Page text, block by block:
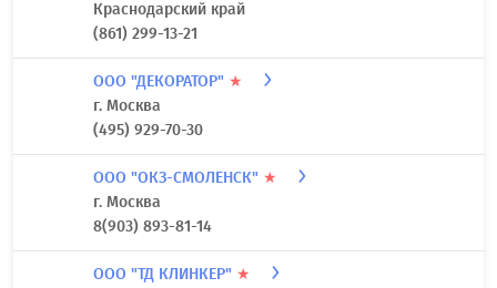
Краснодарский край
(861) 299-13-21
ООО "ДЕКОРАТОР" ★
г. Москва
(495) 929-70-30
ООО "ОКЗ-СМОЛЕНСК" ★
г. Москва
8(903) 893-81-14
ООО "ТД КЛИНКЕР" ★